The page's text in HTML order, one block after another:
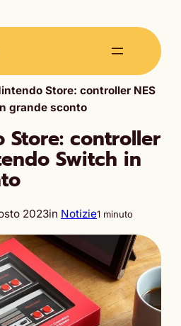
Store: controller NES
grande sconto
Store: controller
Switch in
2023in Notizie1 minuto